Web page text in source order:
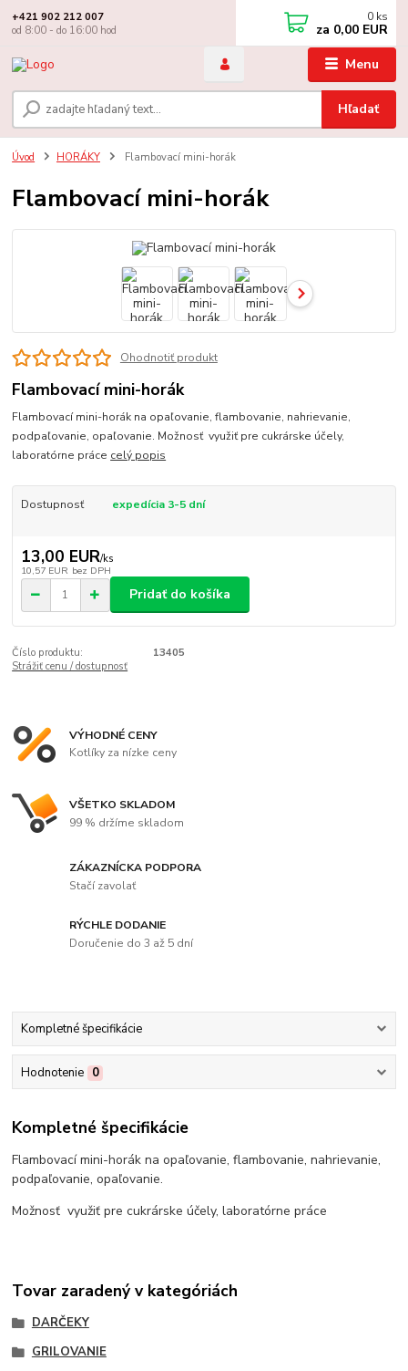
Menu
Hľadať
+421 902 212 007
od 8:00 - do 16:00 hod
0 ks
za 0,00 EUR
Úvod HORÁKY Flambovací mini-horák
Flambovací mini-horák
Ohodnotiť produkt
Flambovací mini-horák
Flambovací mini-horák na opaľovanie, flambovanie, nahrievanie,
podpaľovanie, opaľovanie. Možnosť využiť pre cukrárske účely,
laboratórne práce celý popis
Dostupnosť expedícia 3-5 dní
13,00 EUR/ks
10,57 EUR bez DPH
Pridať do košíka
Číslo produktu:
13405
Strážiť cenu / dostupnosť
VÝHODNÉ CENY
Kotlíky za nízke ceny
VŠETKO SKLADOM
99 % držíme skladom
ZÁKAZNÍCKA PODPORA
Stačí zavolať
RÝCHLE DODANIE
Doručenie do 3 až 5 dní
Kompletné špecifikácie
Hodnotenie 0
Kompletné špecifikácie
Flambovací mini-horák na opaľovanie, flambovanie, nahrievanie,
podpaľovanie, opaľovanie.
Možnosť využiť pre cukrárske účely, laboratórne práce
Tovar zaradený v kategóriách
DARČEKY
GRILOVANIE